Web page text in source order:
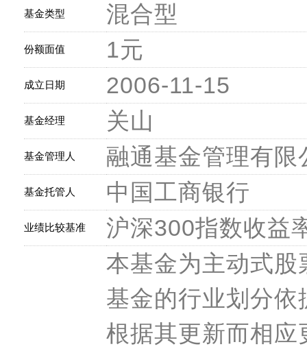
基金类型 混合型
份额面值 1元
成立日期 2006-11-15
基金经理 关山
基金管理人 融通基金管理有限
基金托管人 中国工商银行
业绩比较基准 沪深300指数收益
本基金为主动式
基金的行业划分
根据其更新而相